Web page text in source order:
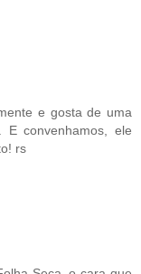
e gosta de uma
E convenhamos, ele
rs